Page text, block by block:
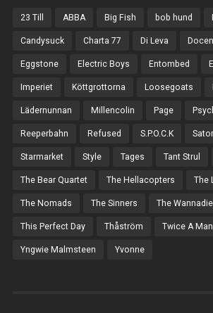
23 Till ABBA Big Fish bob hund
Candysuck Charta 77 Di Leva
Eggstone Electric Boys Entombed
Imperiet Köttgrottorna Loosegoats
Lädernunnan Millencolin Page
Reeperbahn Refused S.P.O.C.K Sator
Starmarket Style Tages Tant Strul
The Bear Quartet The Hellacopters The
The Nomads The Sinners The
This Perfect Day Thåström Twice A Man
Yngwie Malmsteen Yvonne